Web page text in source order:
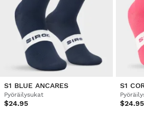
S1 BLUE ANCARES
Pyöräilysukat
$24.95
S1
$24.95